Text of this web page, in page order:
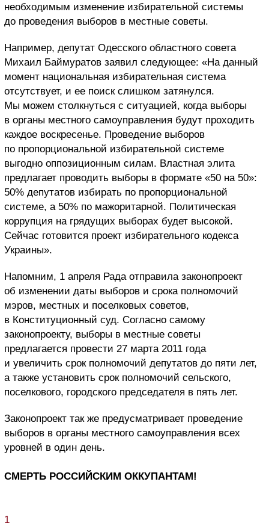
необходимым изменение избирательной системы
до проведения выборов в местные советы.
Например, депутат Одесского областного совета
Михаил Баймуратов заявил следующее: «На данный
момент национальная избирательная система
отсутствует, и ее поиск слишком затянулся.
Мы можем столкнуться с ситуацией, когда выборы
в органы местного самоуправления будут проходить
каждое воскресенье. Проведение выборов
по пропорциональной избирательной системе
выгодно оппозиционным силам. Властная элита
предлагает проводить выборы в формате «50 на 50»:
50% депутатов избирать по пропорциональной
системе, а 50% по мажоритарной. Политическая
коррупция на грядущих выборах будет высокой.
Сейчас готовится проект избирательного кодекса
Украины».
Напомним, 1 апреля Рада отправила законопроект
об изменении даты выборов и срока полномочий
мэров, местных и поселковых советов,
в Конституционный суд. Согласно самому
законопроекту, выборы в местные советы
предлагается провести 27 марта 2011 года
и увеличить срок полномочий депутатов до пяти лет,
а также установить срок полномочий сельского,
поселкового, городского председателя в пять лет.
Законопроект так же предусматривает проведение
выборов в органы местного самоуправления всех
уровней в один день.
СМЕРТЬ РОССИЙСКИМ ОККУПАНТАМ!
1